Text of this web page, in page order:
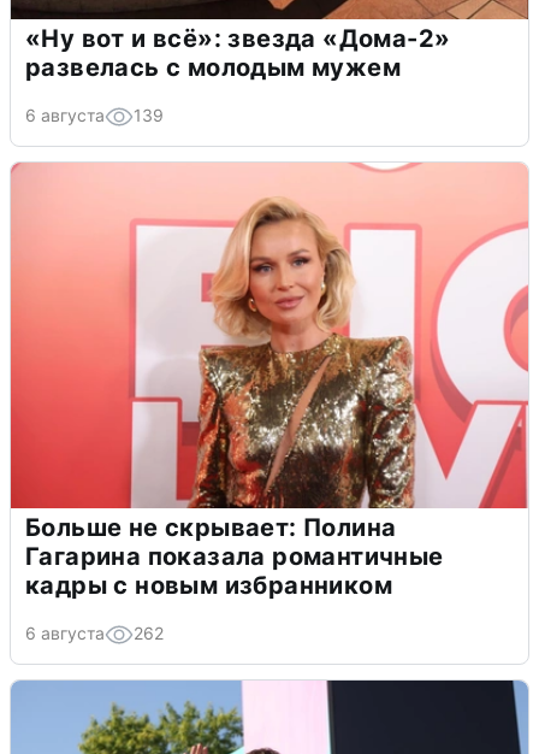
«Ну вот и всё»: звезда «Дома-2»
развелась с молодым мужем
6 августа 139
Больше не скрывает: Полина
Гагарина показала романтичные
кадры с новым избранником
6 августа 262